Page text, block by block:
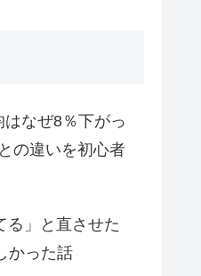
なぜ8％下がっ
の違いを初心者
る」と直させた
かった話